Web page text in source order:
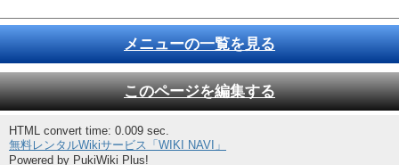
メニューの一覧を見る
このページを編集する
HTML convert time: 0.009 sec.
無料レンタルWikiサービス「WIKI NAVI」
Powered by PukiWiki Plus!